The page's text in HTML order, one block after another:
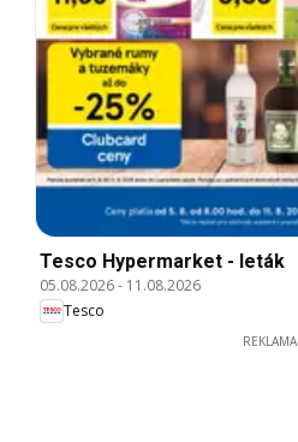
Tesco Hypermarket - leták
05.08.2026- 11.08.2026
Tesco
REKLAMA